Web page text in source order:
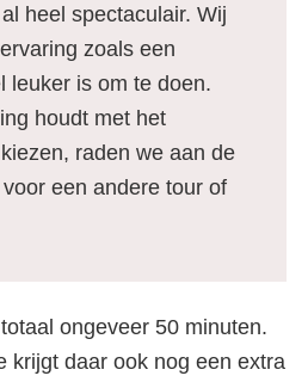
heel spectaculair. Wij
zoals een
leuker is om te doen.
houdt met het
raden we aan de
een andere tour of
ongeveer 50 minuten.
krijgt daar ook nog een extra